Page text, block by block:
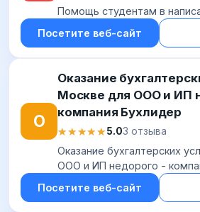
Помощь студентам в
Посетите веб-сайт
О
Оказание
Москве для ООО и ИП
компания Бухлидер
★★★★★
★★★★★5.03 отзыва
Оказание бухгалтерских
ООО и ИП недорого -
Посетите веб-сайт